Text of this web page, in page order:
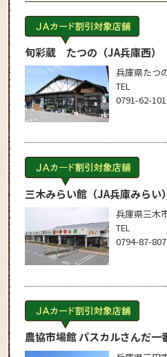
旬彩蔵 たつの （JA兵庫西）
兵庫県たつ
TEL
0791-62-
三木みらい館（JA兵庫みらい）
兵庫県三木
TEL
0794-87-
農協市場館 パスカルさんだ一